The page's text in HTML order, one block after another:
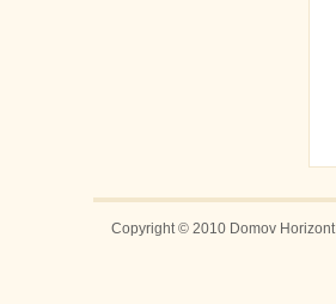
Copyright © 2010 Domov